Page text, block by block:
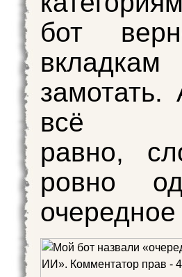
бот
всё
равно,
ровно